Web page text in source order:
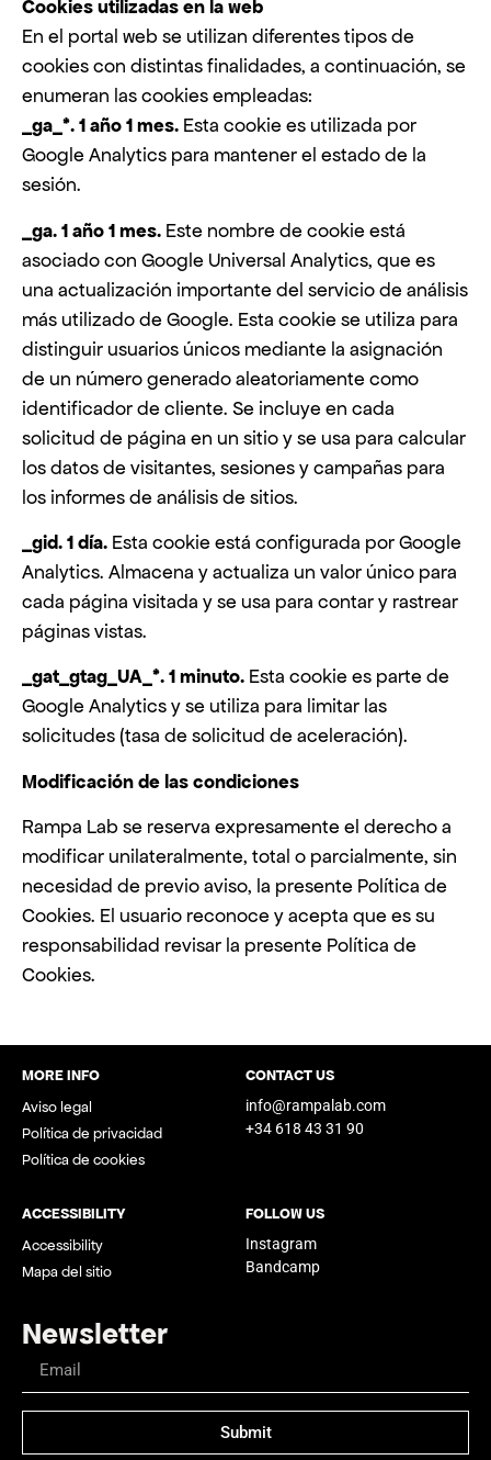
Cookies utilizadas en la web
En el portal web se utilizan diferentes tipos de
cookies con distintas finalidades, a continuación, se
enumeran las cookies empleadas:
_ga_*. 1 año 1 mes. Esta cookie es utilizada por
Google Analytics para mantener el estado de la
sesión.
_ga. 1 año 1 mes. Este nombre de cookie está
asociado con Google Universal Analytics, que es
una actualización importante del servicio de análisis
más utilizado de Google. Esta cookie se utiliza para
distinguir usuarios únicos mediante la asignación
de un número generado aleatoriamente como
identificador de cliente. Se incluye en cada
solicitud de página en un sitio y se usa para calcular
los datos de visitantes, sesiones y campañas para
los informes de análisis de sitios.
_gid. 1 día. Esta cookie está configurada por Google
Analytics. Almacena y actualiza un valor único para
cada página visitada y se usa para contar y rastrear
páginas vistas.
_gat_gtag_UA_*. 1 minuto. Esta cookie es parte de
Google Analytics y se utiliza para limitar las
solicitudes (tasa de solicitud de aceleración).
Modificación de las condiciones
Rampa Lab se reserva expresamente el derecho a
modificar unilateralmente, total o parcialmente, sin
necesidad de previo aviso, la presente Política de
Cookies. El usuario reconoce y acepta que es su
responsabilidad revisar la presente Política de
Cookies.
MORE INFO
Aviso legal
Política de privacidad
Política de cookies
ACCESSIBILITY
Accessibility
Mapa del sitio
CONTACT US
info@rampalab.com
+34 618 43 31 90
FOLLOW US
Instagram
Bandcamp
Newsletter
Submit